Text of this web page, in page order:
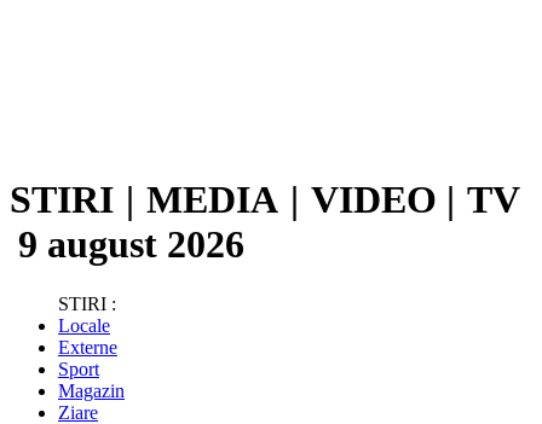
STIRI | MEDIA | VIDEO | TV
9 august 2026
STIRI :
Locale
Externe
Sport
Magazin
Ziare